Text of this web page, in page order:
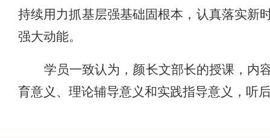
持续用力抓基层强基础固根本，认真落实新
强大动能。
学员一致认为，颜长文部长的授课，内
育意义、理论辅导意义和实践指导意义，听